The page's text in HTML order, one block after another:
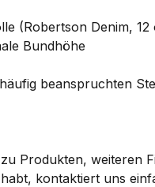
(Robertson Denim, 12
Bundhöhe
beanspruchten
Produkten, weiteren
kontaktiert uns